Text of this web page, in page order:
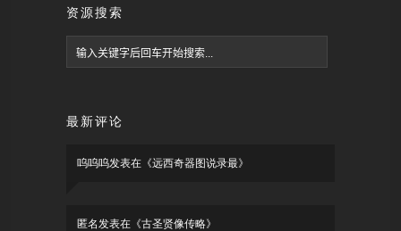
资源搜索
最新评论
呜呜呜发表在《远西奇器图说录最》
匿名发表在《古圣贤像传略》